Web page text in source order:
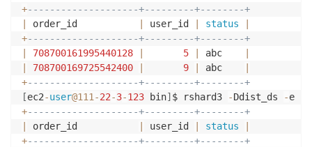
MySQL distsql_sharding_db select from
+
--------------------+---------+--------+
|
| |
|
+
--------------------+---------+--------+
|
708700161915748353 | 2 | abc
|
|
| |
|
|
708700169725542400 | 9 | abc |
|
| |
|
|
708700161936719872 | 3 | abc
|
|
| |
|
+--------------------+---------+--------+
order_id user_id status
+--------------------+---------+--------+
708700161995440128 5 abc
708700169725542400 9 abc
+--------------------+---------+--------+
[ec2-user@111 -22-3-123 bin] $ rshard3 -Ddist_ds -e
+--------------------+---------+--------+
order_id user_id status
+--------------------+---------+--------+